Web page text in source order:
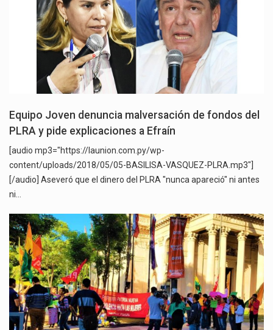
Equipo Joven denuncia malversación de fondos del
PLRA y pide explicaciones a Efraín
[audio mp3="https://launion.com.py/wp-
content/uploads/2018/05/05-BASILISA-VASQUEZ-PLRA.mp3"]
[/audio] Aseveró que el dinero del PLRA "nunca apareció" ni antes
ni…